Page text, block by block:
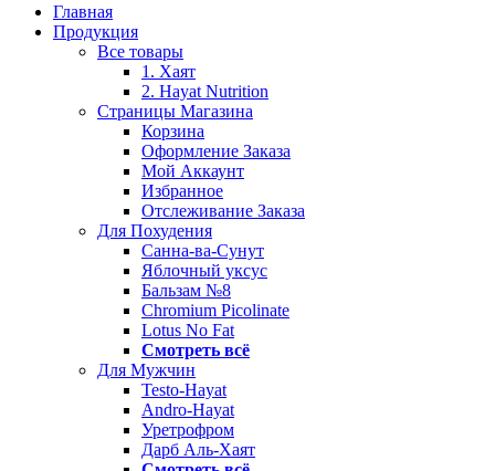
Главная
Продукция
Все товары
1. Хаят
2. Hayat Nutrition
Страницы Магазина
Корзина
Оформление Заказа
Мой Аккаунт
Избранное
Отслеживание Заказа
Для Похудения
Санна-ва-Сунут
Яблочный уксус
Бальзам №8
Chromium Picolinate
Lotus No Fat
Смотреть всё
Для Мужчин
Testo-Hayat
Andro-Hayat
Уретрофром
Дарб Аль-Хаят